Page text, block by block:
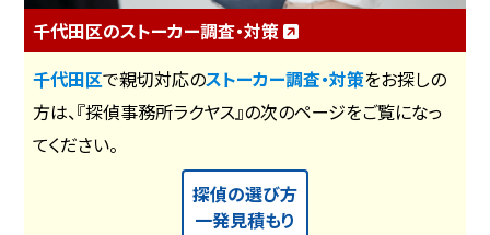
千代田区のストーカー調査・対策
千代田区で親切対応のストーカー調査・対策をお探しの
方は、『探偵事務所ラクヤス』の次のページをご覧になっ
てください。
探偵の選び方
一発見積もり